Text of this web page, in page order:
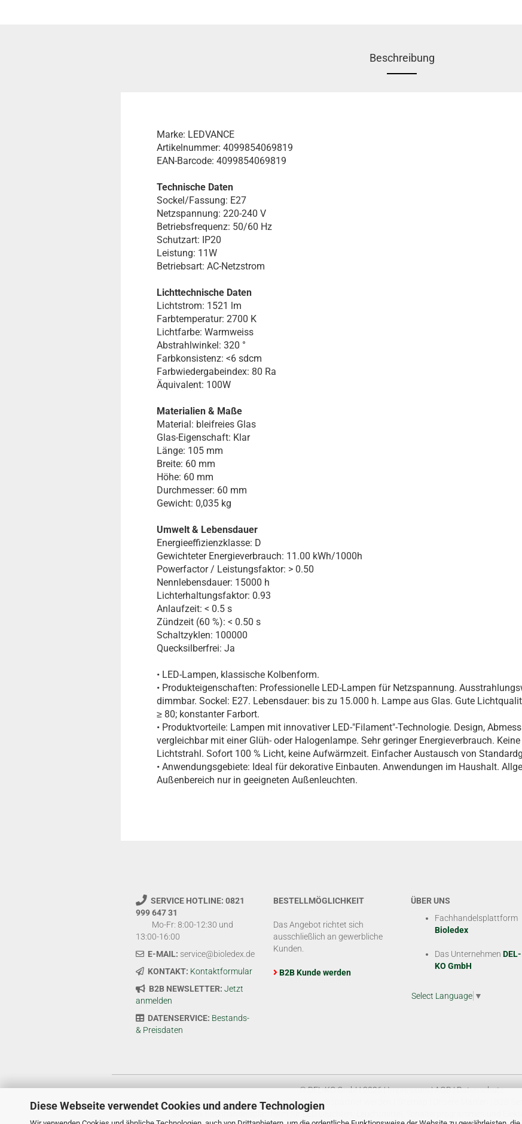
Diese Webseite verwendet Cookies und andere Technologien
Beschreibung
Marke: LEDVANCE
Artikelnummer: 4099854069819
EAN-Barcode: 4099854069819
Technische Daten
Sockel/Fassung: E27
Netzspannung: 220-240 V
Betriebsfrequenz: 50/60 Hz
Schutzart: IP20
Leistung: 11W
Betriebsart: AC-Netzstrom
Lichttechnische Daten
Lichtstrom: 1521 lm
Farbtemperatur: 2700 K
Lichtfarbe: Warmweiss
Abstrahlwinkel: 320 °
Farbkonsistenz: <6 sdcm
Farbwiedergabeindex: 80 Ra
Äquivalent: 100W
Materialien & Maße
Material: bleifreies Glas
Glas-Eigenschaft: Klar
Länge: 105 mm
Breite: 60 mm
Höhe: 60 mm
Durchmesser: 60 mm
Gewicht: 0,035 kg
Umwelt & Lebensdauer
Energieeffizienzklasse: D
Gewichteter Energieverbrauch: 11.00 kWh/1000h
Powerfactor / Leistungsfaktor: > 0.50
Nennlebensdauer: 15000 h
Lichterhaltungsfaktor: 0.93
Anlaufzeit: < 0.5 s
Zündzeit (60 %): < 0.50 s
Schaltzyklen: 100000
Quecksilberfrei: Ja
• LED-Lampen, klassische Kolbenform.
• Produkteigenschaften: Professionelle LED-Lampen für Netzspannung.
dimmbar. Sockel: E27. Lebensdauer: bis zu 15.000 h. Lampe aus Glas. Gute
≥ 80; konstanter Farbort.
• Produktvorteile: Lampen mit innovativer LED-"Filament"-Technologie. Design,
vergleichbar mit einer Glüh- oder Halogenlampe. Sehr geringer Energieverbrauch.
Lichtstrahl. Sofort 100 % Licht, keine Aufwärmzeit. Einfacher Austausch von
• Anwendungsgebiete: Ideal für dekorative Einbauten. Anwendungen im Haushalt.
Außenbereich nur in geeigneten Außenleuchten.
SERVICE HOTLINE: 0821
999 647 31
Mo-Fr: 8:00-12:30 und
13:00-16:00
E-MAIL: service@bioledex.de
KONTAKT: Kontaktformular
B2B NEWSLETTER: Jetzt
anmelden
DATENSERVICE: Bestands-
& Preisdaten
BESTELLMÖGLICHKEIT
Das Angebot richtet sich
ausschließlich an gewerbliche
Kunden.
B2B Kunde werden
ÜBER UNS
Fachhandelsplattform
Bioledex
Das Unternehmen DEL-
KO GmbH
Select Language ▼
© DEL-KO GmbH 2026 |Impressum|AGB|Datenschutz
Kontakt|Vertriebspartner werden
Bioledex Fachhandelsplattform für LED Leuchten, Leuchtmittel, Schalterprogrammen und